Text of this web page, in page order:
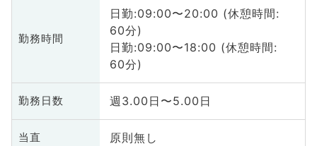
勤務時間
日勤:09:00〜20:00 (休憩時間:
60分)
日勤:09:00〜18:00 (休憩時間:
60分)
勤務日数 週3.00日〜5.00日
当直 原則無し